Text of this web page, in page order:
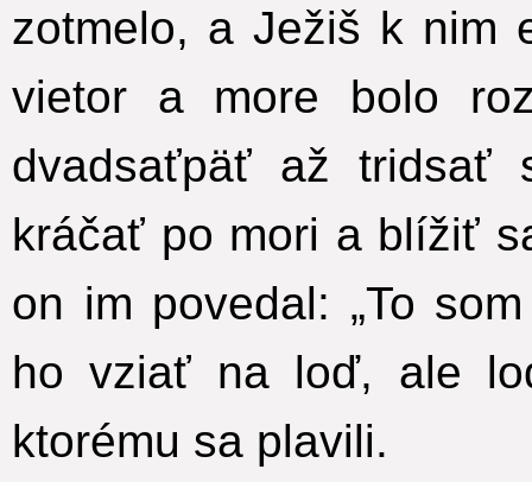
zotmelo, a Ježiš k nim
vietor a more bolo
dvadsaťpäť až tridsať
kráčať po mori a blížiť
on im povedal: „To
ho vziať na loď, ale
ktorému sa plavili.